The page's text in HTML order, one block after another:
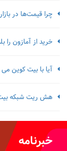
چرا قیمت‌ها در
خرید از آمازون را
آیا با بیت کوین می
هش ریت شبکه بیت کوین
خبرنامه